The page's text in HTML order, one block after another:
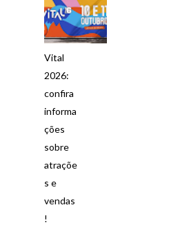
Vital
2026:
confira
informa
ções
sobre
atraçõe
s e
vendas
!